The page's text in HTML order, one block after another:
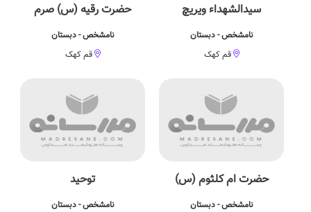
سیدالشهداء ویریچ
نامشخص - دبستان
قم کهک
حضرت رقیه (س) صرم
نامشخص - دبستان
قم کهک
حضرت ام کلثوم (س)
نامشخص - دبستان
توحید
نامشخص - دبستان